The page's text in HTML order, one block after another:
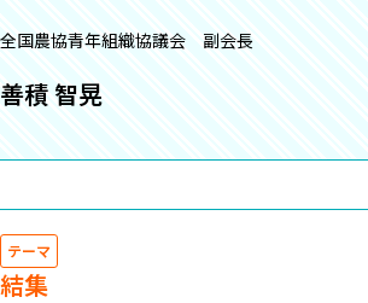
全国農協青年組織協議会 副会長
善積 智晃
テーマ
結集